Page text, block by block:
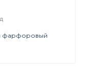
фарфоровый